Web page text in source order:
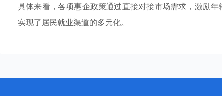
具体来看，各项惠企政策通过直接对接市场需求，激励
实现了居民就业渠道的多元化。